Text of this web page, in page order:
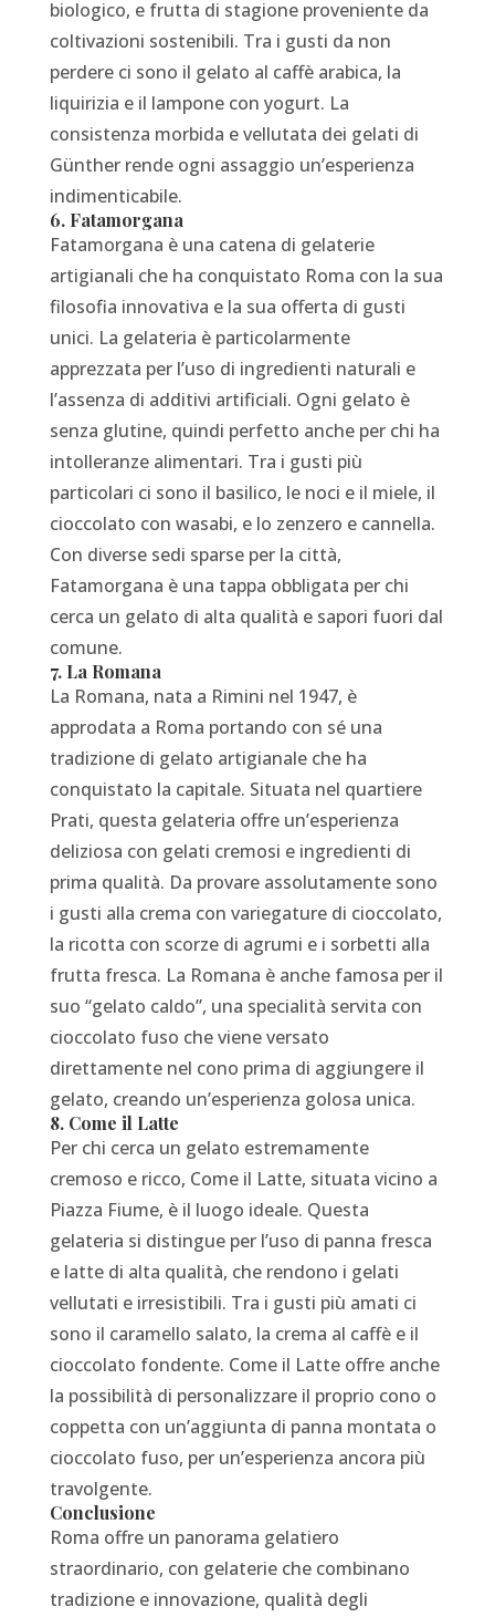
biologico, e frutta di stagione proveniente da
coltivazioni sostenibili. Tra i gusti da non
perdere ci sono il gelato al caffè arabica, la
liquirizia e il lampone con yogurt. La
consistenza morbida e vellutata dei gelati di
Günther rende ogni assaggio un’esperienza
indimenticabile.
6. Fatamorgana
Fatamorgana è una catena di gelaterie
artigianali che ha conquistato Roma con la sua
filosofia innovativa e la sua offerta di gusti
unici. La gelateria è particolarmente
apprezzata per l’uso di ingredienti naturali e
l’assenza di additivi artificiali. Ogni gelato è
senza glutine, quindi perfetto anche per chi ha
intolleranze alimentari. Tra i gusti più
particolari ci sono il basilico, le noci e il miele, il
cioccolato con wasabi, e lo zenzero e cannella.
Con diverse sedi sparse per la città,
Fatamorgana è una tappa obbligata per chi
cerca un gelato di alta qualità e sapori fuori dal
comune.
7. La Romana
La Romana, nata a Rimini nel 1947, è
approdata a Roma portando con sé una
tradizione di gelato artigianale che ha
conquistato la capitale. Situata nel quartiere
Prati, questa gelateria offre un’esperienza
deliziosa con gelati cremosi e ingredienti di
prima qualità. Da provare assolutamente sono
i gusti alla crema con variegature di cioccolato,
la ricotta con scorze di agrumi e i sorbetti alla
frutta fresca. La Romana è anche famosa per il
suo “gelato caldo”, una specialità servita con
cioccolato fuso che viene versato
direttamente nel cono prima di aggiungere il
gelato, creando un’esperienza golosa unica.
8. Come il Latte
Per chi cerca un gelato estremamente
cremoso e ricco, Come il Latte, situata vicino a
Piazza Fiume, è il luogo ideale. Questa
gelateria si distingue per l’uso di panna fresca
e latte di alta qualità, che rendono i gelati
vellutati e irresistibili. Tra i gusti più amati ci
sono il caramello salato, la crema al caffè e il
cioccolato fondente. Come il Latte offre anche
la possibilità di personalizzare il proprio cono o
coppetta con un’aggiunta di panna montata o
cioccolato fuso, per un’esperienza ancora più
travolgente.
Conclusione
Roma offre un panorama gelatiero
straordinario, con gelaterie che combinano
tradizione e innovazione, qualità degli